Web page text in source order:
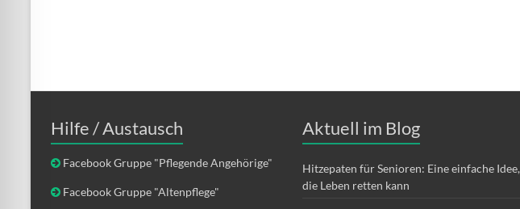
Hilfe / Austausch
Facebook Gruppe "Pflegende Angehörige"
Facebook Gruppe "Altenpflege"
Aktuell im Blog
Hitzepaten für Senioren: Eine einfache Idee,
die Leben retten kann